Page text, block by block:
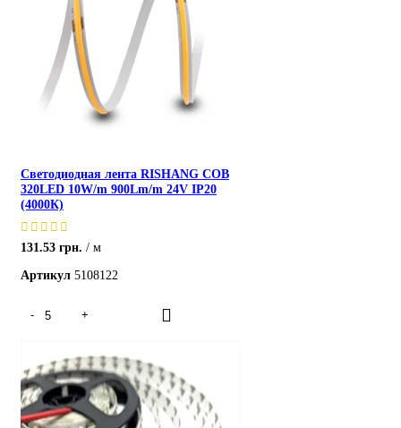
Светодиодная лента RISHANG COB
320LED 10W/m 900Lm/m 24V IP20
(4000К)
131.53 грн.
м
Артикул 5108122